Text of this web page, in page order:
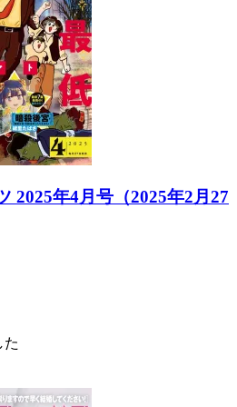
2025年4月号（2025年2月27
た